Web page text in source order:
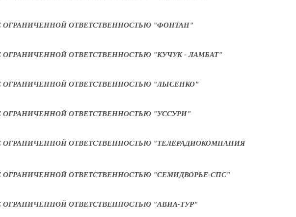
ОГРАНИЧЕННОЙ ОТВЕТСТВЕННОСТЬЮ "ФОНТАН"
ОГРАНИЧЕННОЙ ОТВЕТСТВЕННОСТЬЮ "КУЧУК - ЛАМБАТ"
ОГРАНИЧЕННОЙ ОТВЕТСТВЕННОСТЬЮ "ЛЫСЕНКО"
ОГРАНИЧЕННОЙ ОТВЕТСТВЕННОСТЬЮ "УССУРИ"
ОГРАНИЧЕННОЙ ОТВЕТСТВЕННОСТЬЮ "ТЕЛЕРАДИОКОМПАНИЯ
ОГРАНИЧЕННОЙ ОТВЕТСТВЕННОСТЬЮ "СЕМИДВОРЬЕ-СПС"
ОГРАНИЧЕННОЙ ОТВЕТСТВЕННОСТЬЮ "АВИА-ТУР"